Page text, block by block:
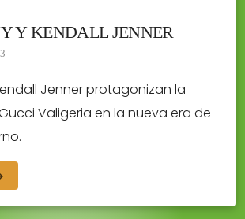
Y KENDALL JENNER
Jenner protagonizan la
Valigeria en la nueva era de